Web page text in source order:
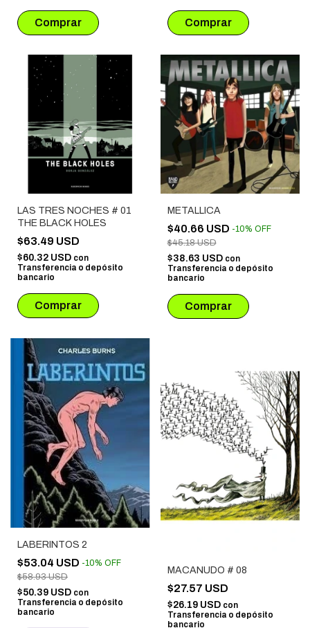
LAS TRES NOCHES # 01
THE BLACK HOLES
$63.49 USD
$60.32 USD con
Transferencia o depósito
bancario
METALLICA
$40.66 USD -10% OFF
$45.18 USD
$38.63 USD con
Transferencia o depósito
bancario
LABERINTOS 2
$53.04 USD -10% OFF
$58.93 USD
$50.39 USD con
Transferencia o depósito
bancario
MACANUDO # 08
$27.57 USD
$26.19 USD con
Transferencia o depósito
bancario